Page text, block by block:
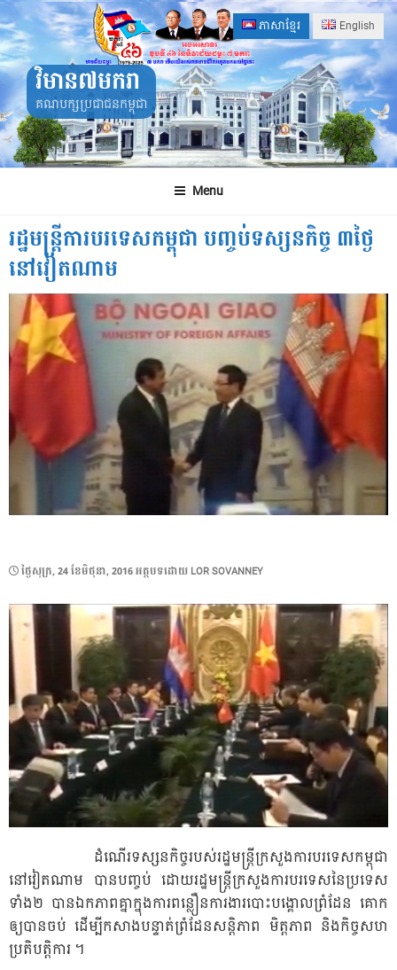
Skip
to
content
ភាសាខ្មែរ English
វិមាន៧មករា
គណបក្សប្រជាជនកម្ពុជា
Menu
រដ្ឋមន្ត្រីការបរទេសកម្ពុជា បញ្ចប់ទស្សនកិច្ច ៣ថ្ងៃ
នៅវៀតណាម
POSTED
ថ្ងៃ​សុក្រ, 24 ខែ​មិថុនា, 2016អត្ថបទដោយ LOR SOVANNEY
ដំណើរទស្សនកិច្ចរបស់រដ្ឋមន្ត្រីក្រសួងការបរទេសកម្ពុជា
នៅវៀតណាម បានបញ្ចប់ ដោយរដ្ឋមន្រ្តីក្រសួងការបរទេសនៃប្រទេស
ទាំង២ បានឯកភាពគ្នាក្នុងការពន្លឿនការងារបោះបង្គោលព្រំដែន គោក
ឲ្យបានចប់ ដើម្បីកសាងបន្ទាត់ព្រំដែនសន្តិភាព មិត្តភាព និងកិច្ចសហ
ប្រតិបត្តិការ ។